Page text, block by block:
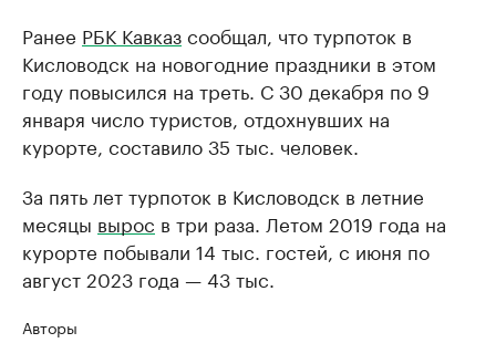
Ранее РБК Кавказсообщал, что турпоток в
Кисловодск на новогодние праздники в этом
году повысился на треть. С 30 декабря по 9
января число туристов, отдохнувших на
курорте, составило 35 тыс. человек.
За пять лет турпоток в Кисловодск в летние
месяцы вырос в три раза. Летом 2019 года на
курорте побывали 14 тыс. гостей, с июня по
август 2023 года — 43 тыс.
Авторы